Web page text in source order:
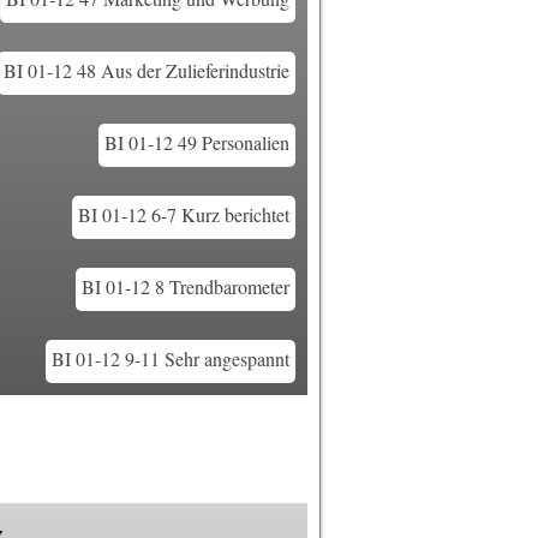
BI 01-12 48 Aus der Zulieferindustrie
BI 01-12 49 Personalien
BI 01-12 6-7 Kurz berichtet
BI 01-12 8 Trendbarometer
BI 01-12 9-11 Sehr angespannt